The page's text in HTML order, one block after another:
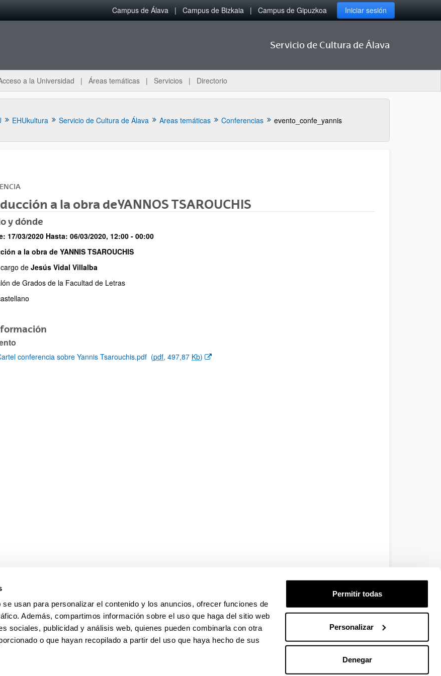
usan para personalizar el contenido y los anuncios, ofrecer funciones de
Además, compartimos información sobre el uso que haga del sitio web
sociales, publicidad y análisis web, quienes pueden combinarla con otra
o que hayan recopilado a partir del uso que haya hecho de sus
Permitir todas
Personalizar
Denegar
Campus de Álava Campus de Bizkaia Campus de Gipuzkoa Iniciar sesión
Servicio de Cultura de Álava
a la Universidad Áreas temáticas Servicios Directorio
EHUkultura Servicio de Cultura de Álava Areas temáticas Conferencias evento_confe_yannis
a la obra de YANNOS TSAROUCHIS
y dónde
17/03/2020 Hasta: 06/03/2020, 12:00 - 00:00
a la obra de YANNIS TSAROUCHIS
deJesús Vidal Villalba
de Grados de la Facultad de Letras
una nueva ventana)
conferencia sobre Yannis Tsarouchis.pdf (pdf, 497,87 Kb)